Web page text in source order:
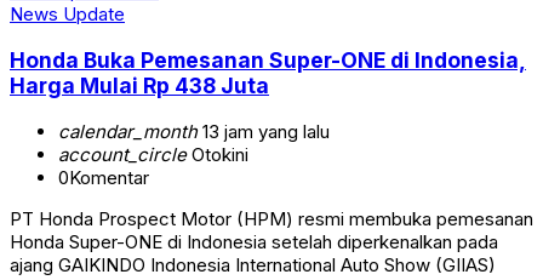
News Update
Honda Buka Pemesanan Super-ONE di Indonesia,
Harga Mulai Rp 438 Juta
calendar_month13 jam yang lalu
account_circleOtokini
0Komentar
PT Honda Prospect Motor (HPM) resmi membuka pemesanan
Honda Super-ONE di Indonesia setelah diperkenalkan pada
ajang GAIKINDO Indonesia International Auto Show (GIIAS)